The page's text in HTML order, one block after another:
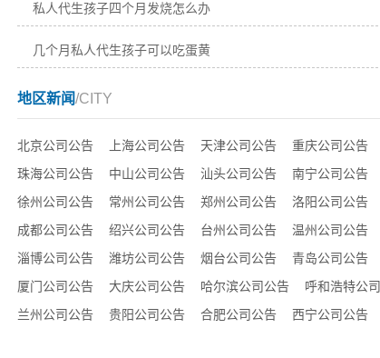
私人代生孩子四个月发烧怎么办
几个月私人代生孩子可以吃蛋黄
地区新闻/CITY
北京公司公告 上海公司公告 天津公司公告 重庆公司公告
珠海公司公告
中山公司公告 汕头公司公告 南宁公司公告
徐州公司公告
常州公司公告 郑州公司公告 洛阳公司公告
成都公司公告
绍兴公司公告 台州公司公告 温州公司公告
淄博公司公告
潍坊公司公告 烟台公司公告 青岛公司公告
厦门公司公告
大庆公司公告 哈尔滨公司公告 呼和浩特公
兰州公司公告
贵阳公司公告 合肥公司公告 西宁公司公告